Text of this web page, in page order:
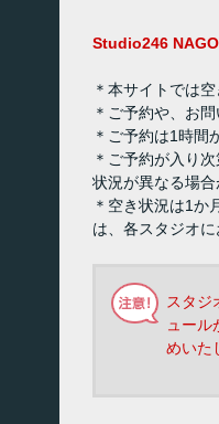
Studio246
＊本サイトでは
＊ご予約や、お
＊ご予約は1時間
＊ご予約が入り
状況が異なる場合
＊空き状況は1か
は、各スタジオに
スタジ
ュール
めいた